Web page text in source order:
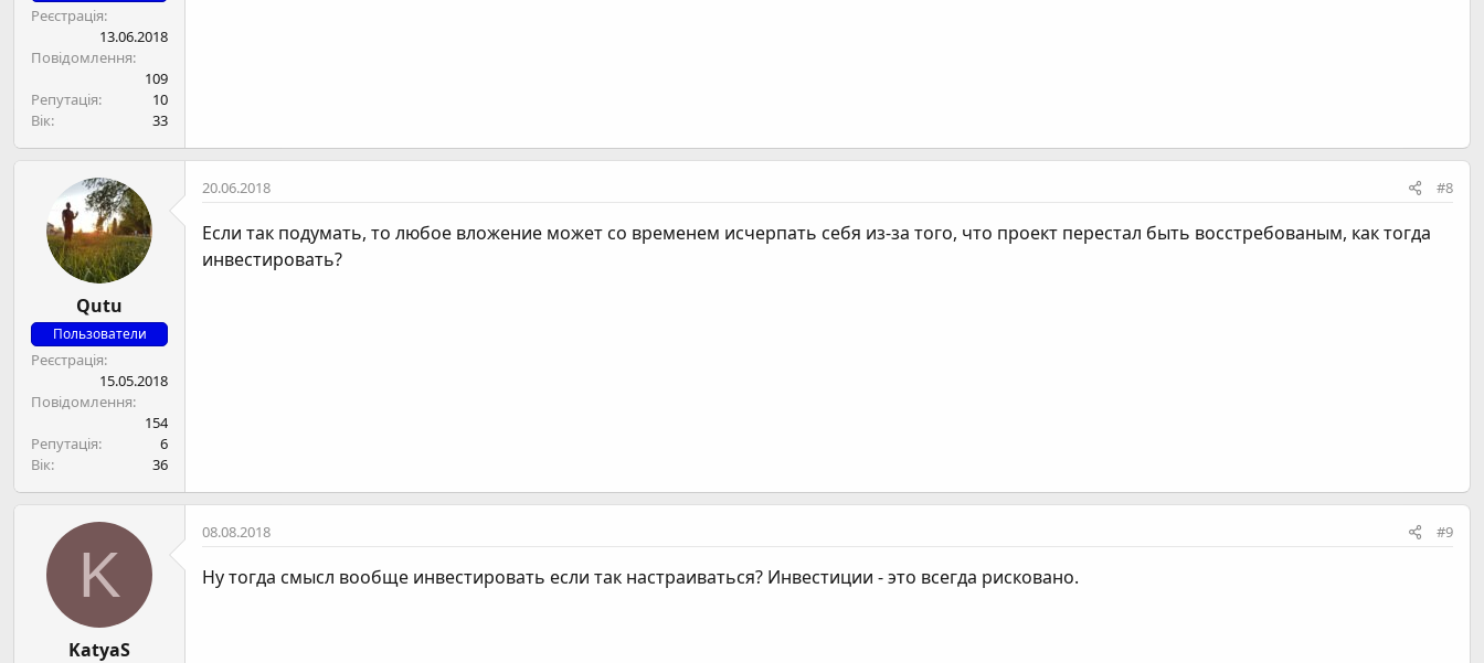
Реєстрація
13.06.2018
Повідомлення
109
Репутація
10
Вік
33
Qutu
Пользователи
Реєстрація
15.05.2018
Повідомлення
154
Репутація
6
Вік
36
20.06.2018 #8
Если так подумать, то любое вложение может со временем исчерпать себя из-за того, что проект перестал быть восстребованым, как тогда
инвестировать?
K
KatyaS
08.08.2018 #9
Ну тогда смысл вообще инвестировать если так настраиваться? Инвестиции - это всегда рисковано.